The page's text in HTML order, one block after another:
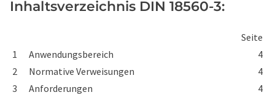
Inhaltsverzeichnis DIN 18560-3:
Seite
1
Anwendungsbereich
4
2
Normative Verweisungen
4
3
Anforderungen
4